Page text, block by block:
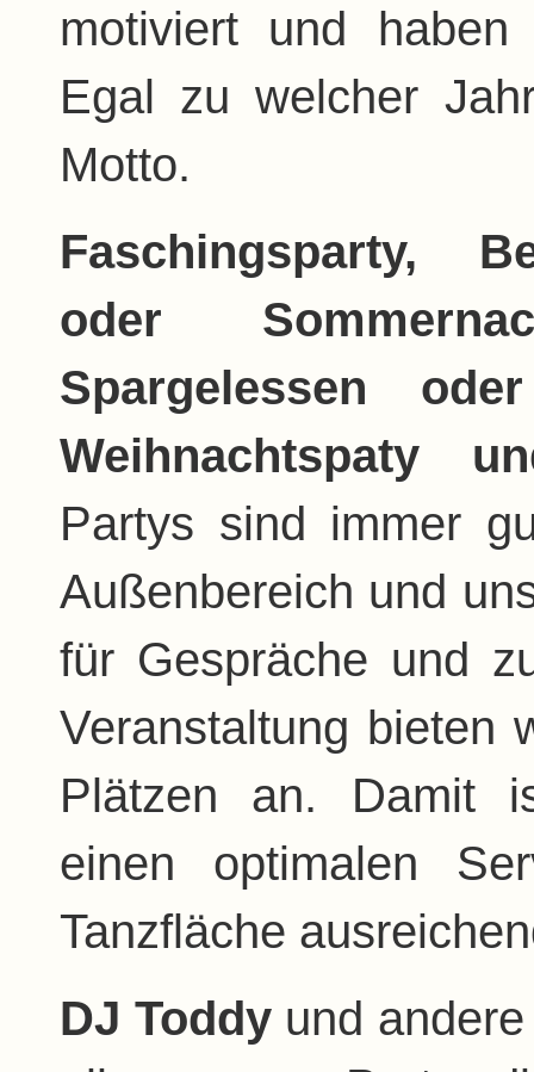
motiviert und
Egal zu welcher
Motto.
Faschingsparty,
oder
Spargelessen
Weihnachtspaty
Partys sind immer
Außenbereich und
für Gespräche und
Veranstaltung bieten
Plätzen an. Damit
einen optimalen
Tanzfläche
DJ Toddyund andere